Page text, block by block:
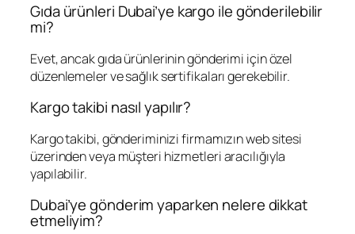
Gıda ürünleri Dubai’ye kargo ile gönderilebilir
mi?
Evet, ancak gıda ürünlerinin gönderimi için özel
düzenlemeler ve sağlık sertifikaları gerekebilir.
Kargo takibi nasıl yapılır?
Kargo takibi, gönderiminizi firmamızın web sitesi
üzerinden veya müşteri hizmetleri aracılığıyla
yapılabilir.
Dubai’ye gönderim yaparken nelere dikkat
etmeliyim?